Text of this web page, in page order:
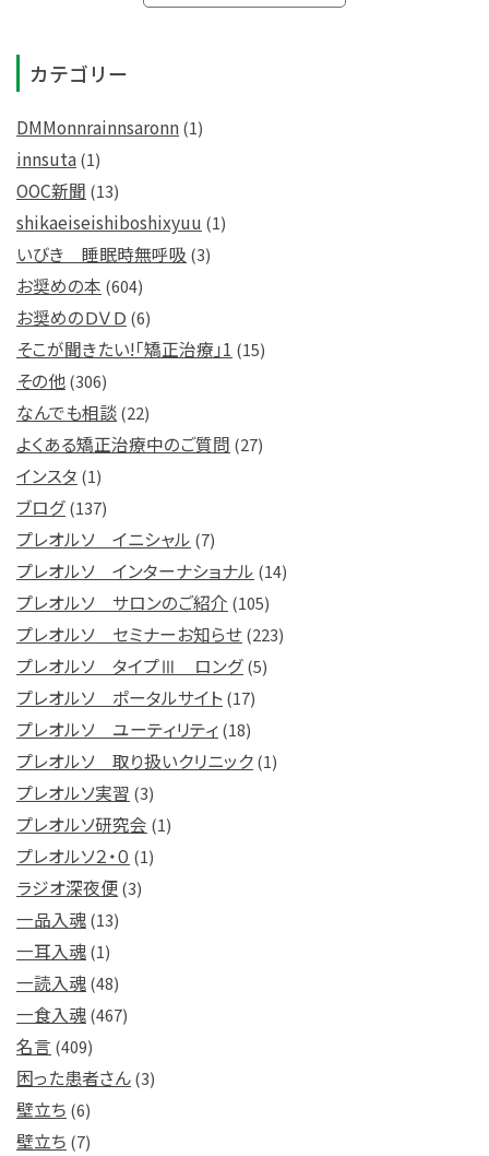
カテゴリー
DMMonnrainnsaronn(1)
innsuta(1)
OOC新聞 (13)
shikaeiseishiboshixyuu (1)
いびき 睡眠時無呼吸 (3)
お奨めの本 (604)
お奨めのＤＶＤ (6)
そこが聞きたい!「矯正治療」1 (15)
その他(306)
なんでも相談(22)
よくある矯正治療中のご質問 (27)
インスタ (1)
ブログ(137)
プレオルソ イニシャル (7)
プレオルソ インターナショナル (14)
プレオルソ サロンのご紹介 (105)
プレオルソ セミナーお知らせ(223)
プレオルソ タイプⅢ ロング(5)
プレオルソ ポータルサイト(17)
プレオルソ ユーティリティ(18)
プレオルソ 取り扱いクリニック(1)
プレオルソ実習 (3)
プレオルソ研究会 (1)
プレオルソ２・０ (1)
ラジオ深夜便(3)
一品入魂(13)
一耳入魂(1)
一読入魂(48)
一食入魂(467)
名言 (409)
困った患者さん(3)
壁立ち (6)
壁立ち (7)